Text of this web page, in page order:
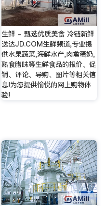
生鲜 - 甄选优质美食 冷链新鲜
送达JD.COM生鲜频道,专业提
供水果蔬菜,海鲜水产,肉禽蛋奶,
熟食腊味等生鲜食品的报价、促
销、评论、导购、图片等相关信
息!为您提供愉悦的网上购物体
验!